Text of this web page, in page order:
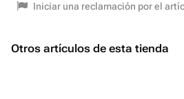
Iniciar una reclamación por el
Otros artículos de esta tienda